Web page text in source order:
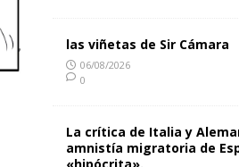
las viñetas de Sir Cámara
06/08/2026
0
La crítica de Italia y
amnistía migratoria de